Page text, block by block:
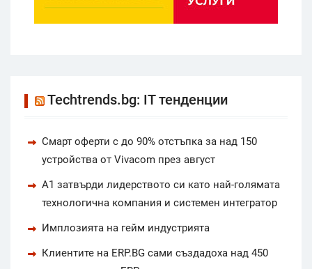
Techtrends.bg: IT тенденции
Смарт оферти с до 90% отстъпка за над 150
устройства от Vivacom през август
А1 затвърди лидерството си като най-голямата
технологична компания и системен интегратор
Имплозията на гейм индустрията
Клиентите на ERP.BG сами създадоха над 450